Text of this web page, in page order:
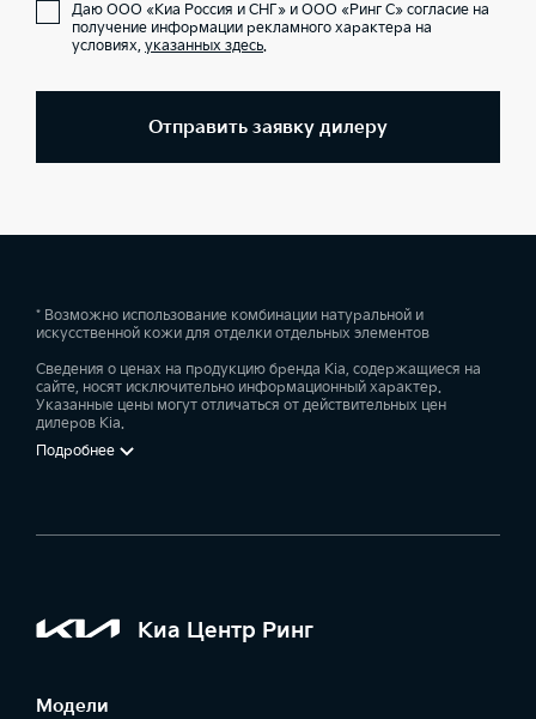
Даю ООО «Киа Россия и СНГ» и ООО «Ринг С» согласие на
получение информации рекламного характера на
условиях, указанных здесь.
Отправить заявку дилеру
* Возможно использование комбинации натуральной и
искусственной кожи для отделки отдельных элементов
Сведения о ценах на продукцию бренда Kia, содержащиеся на
сайте, носят исключительно информационный характер.
Указанные цены могут отличаться от действительных цен
дилеров Kia.
Подробнее
Киа Центр Ринг
Модели